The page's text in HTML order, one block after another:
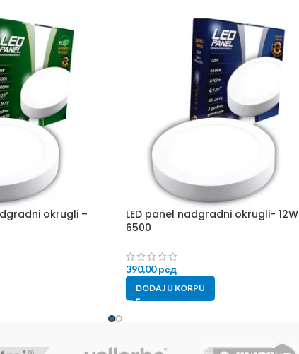
okrugli –
LED panel nadgradni okrugli- 12W
6500
390,00рсд
DODAJ U KORPU